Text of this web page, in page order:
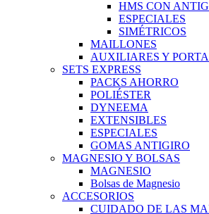
HMS CON
ESPECIALES
SIMÉTRICOS
MAILLONES
AUXILIARES Y
SETS EXPRESS
PACKS AHORRO
POLIÉSTER
DYNEEMA
EXTENSIBLES
ESPECIALES
GOMAS ANTIGIRO
MAGNESIO Y BOLSAS
MAGNESIO
Bolsas de Magnesio
ACCESORIOS
CUIDADO DE LAS